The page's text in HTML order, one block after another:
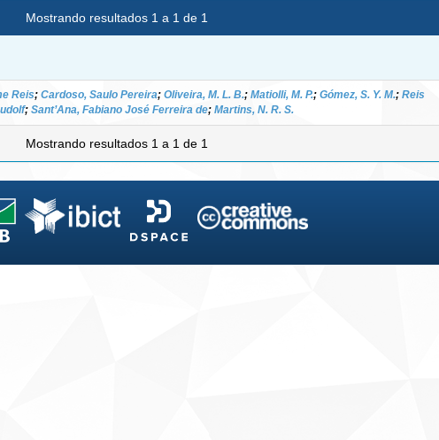
Mostrando resultados 1 a 1 de 1
Reis; Cardoso, Saulo Pereira; Oliveira, M. L. B.; Matiolli, M. P.; Gómez, S. Y. M.; Reis
; Sant’Ana, Fabiano José Ferreira de; Martins, N. R. S.
Mostrando resultados 1 a 1 de 1